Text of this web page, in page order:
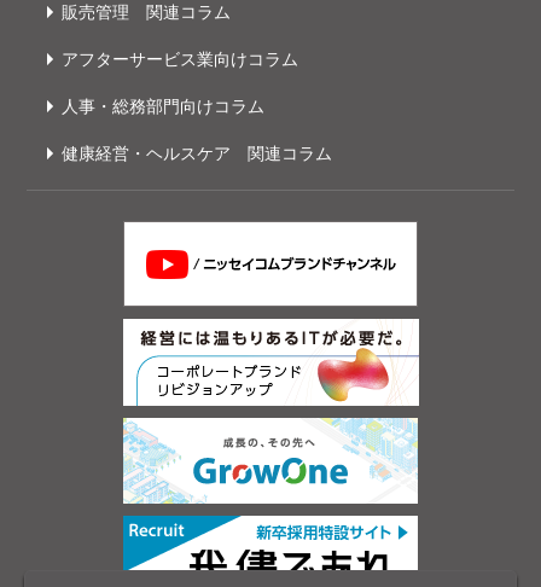
販売管理 関連コラム
アフターサービス業向けコラム
人事・総務部門向けコラム
健康経営・ヘルスケア 関連コラム